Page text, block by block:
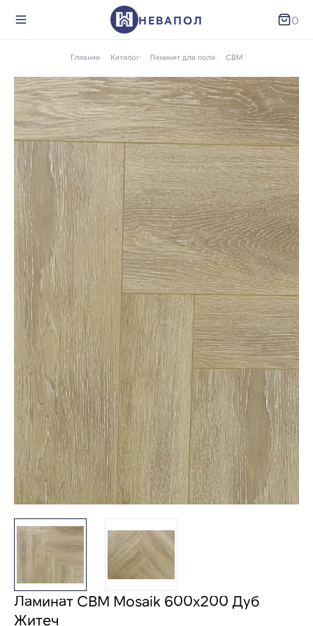
НЕВАПОЛ 0
Главная Каталог Ламинат для пола CBM
Ламинат CBM Mosaik 600х200 Дуб
Житеч